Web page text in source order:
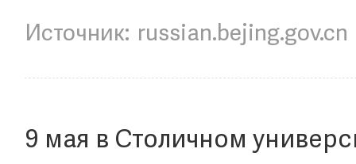
russian.bejing.gov.cn
9 мая в Столичном